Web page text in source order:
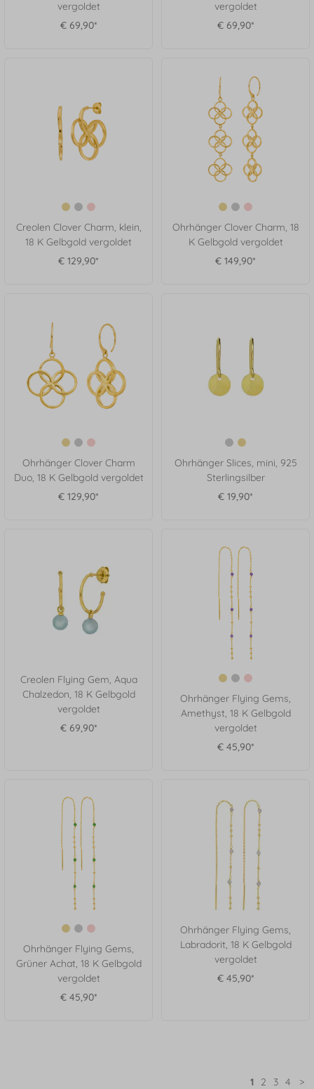
vergoldet
€ 69,90*
vergoldet
€ 69,90*
Creolen Clover Charm, klein,
18 K Gelbgold vergoldet
€ 129,90*
Ohrhänger Clover Charm, 18
K Gelbgold vergoldet
€ 149,90*
Ohrhänger Clover Charm
Duo, 18 K Gelbgold vergoldet
€ 129,90*
Ohrhänger Slices, mini, 925
Sterlingsilber
€ 19,90*
Creolen Flying Gem, Aqua
Chalzedon, 18 K Gelbgold
vergoldet
€ 69,90*
Ohrhänger Flying Gems,
Amethyst, 18 K Gelbgold
vergoldet
€ 45,90*
Ohrhänger Flying Gems,
Grüner Achat, 18 K Gelbgold
vergoldet
€ 45,90*
Ohrhänger Flying Gems,
Labradorit, 18 K Gelbgold
vergoldet
€ 45,90*
1 2 3 4 >